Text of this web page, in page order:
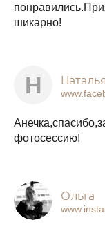
шикарно!
Н Наталья
фотосессию!
Ольга